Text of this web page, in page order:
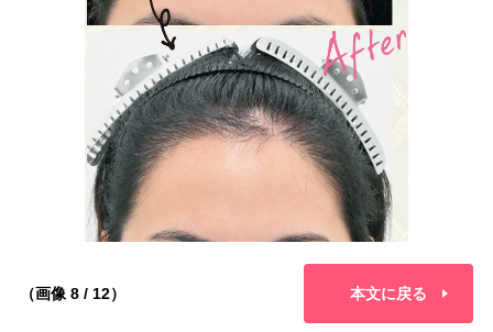
（画像 8 / 12） 本文に戻る